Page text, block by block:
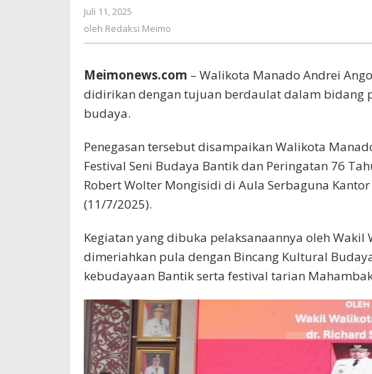
Budaya
Juli 11, 2025
Redaksi
oleh Redaksi Meimo
Meimonews.com – Walikota Manado Andrei
didirikan dengan tujuan berdaulat dalam bidang
budaya.
Penegasan tersebut disampaikan Walikota
Festival Seni Budaya Bantik dan Peringatan 76
Robert Wolter Mongisidi di Aula Serbaguna
(11/7/2025).
Kegiatan yang dibuka pelaksanaannya oleh
dimeriahkan pula dengan Bincang Kultural
kebudayaan Bantik serta festival tarian